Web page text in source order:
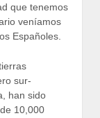
que tenemos
veníamos
Españoles.
sur-
han sido
10,000